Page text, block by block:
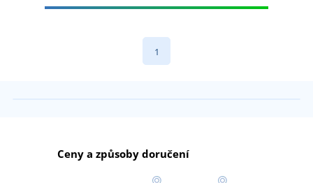
1
Ceny a způsoby doručení